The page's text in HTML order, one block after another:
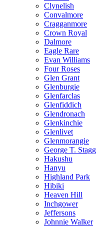
Clynelish
Convalmore
Cragganmore
Crown Royal
Dalmore
Eagle Rare
Evan Williams
Four Roses
Glen Grant
Glenburgie
Glenfarclas
Glenfiddich
Glendronach
Glenkinchie
Glenlivet
Glenmorangie
George T. Stagg
Hakushu
Hanyu
Highland Park
Hibiki
Heaven Hill
Inchgower
Jeffersons
Johnnie Walker